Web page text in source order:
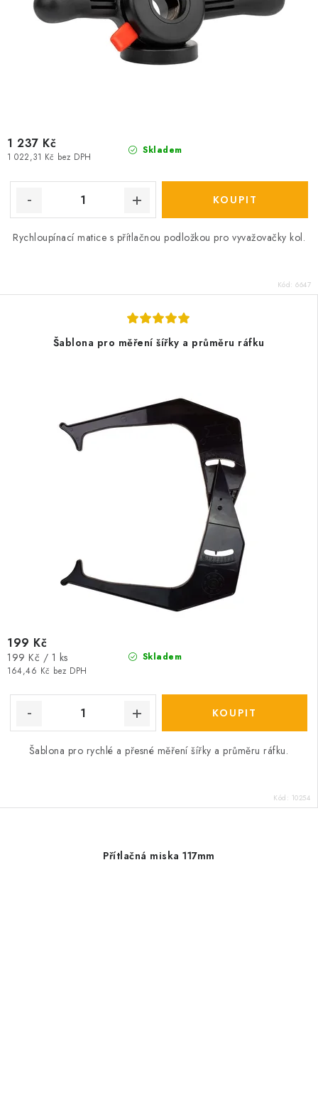
Skladem
1 022,31 Kč bez DPH
1 237 Kč
Rychloupínací matice s přítlačnou podložkou pro vyvažovačky kol.
Kód: 6647
Šablona pro měření šířky a průměru ráfku
Skladem
164,46 Kč bez DPH
199 Kč
Měrná
cena:
199 Kč / 1 ks
Šablona pro rychlé a přesné měření šířky a průměru ráfku.
Kód: 10254
Přítlačná miska 117mm